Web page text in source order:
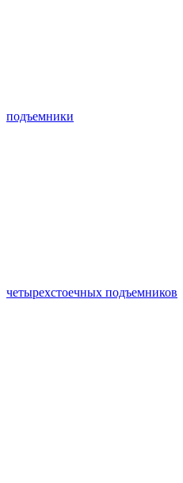
подъемники
четырехстоечных подъемников